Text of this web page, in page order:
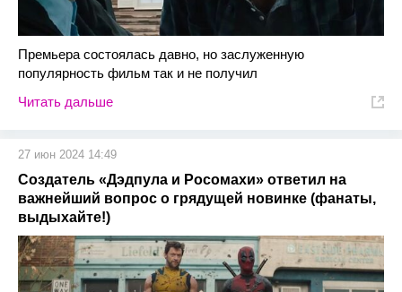
Премьера состоялась давно, но заслуженную
популярность фильм так и не получил
Читать дальше
27 июн 2024 14:49
Создатель «Дэдпула и Росомахи» ответил на
важнейший вопрос о грядущей новинке (фанаты,
выдыхайте!)